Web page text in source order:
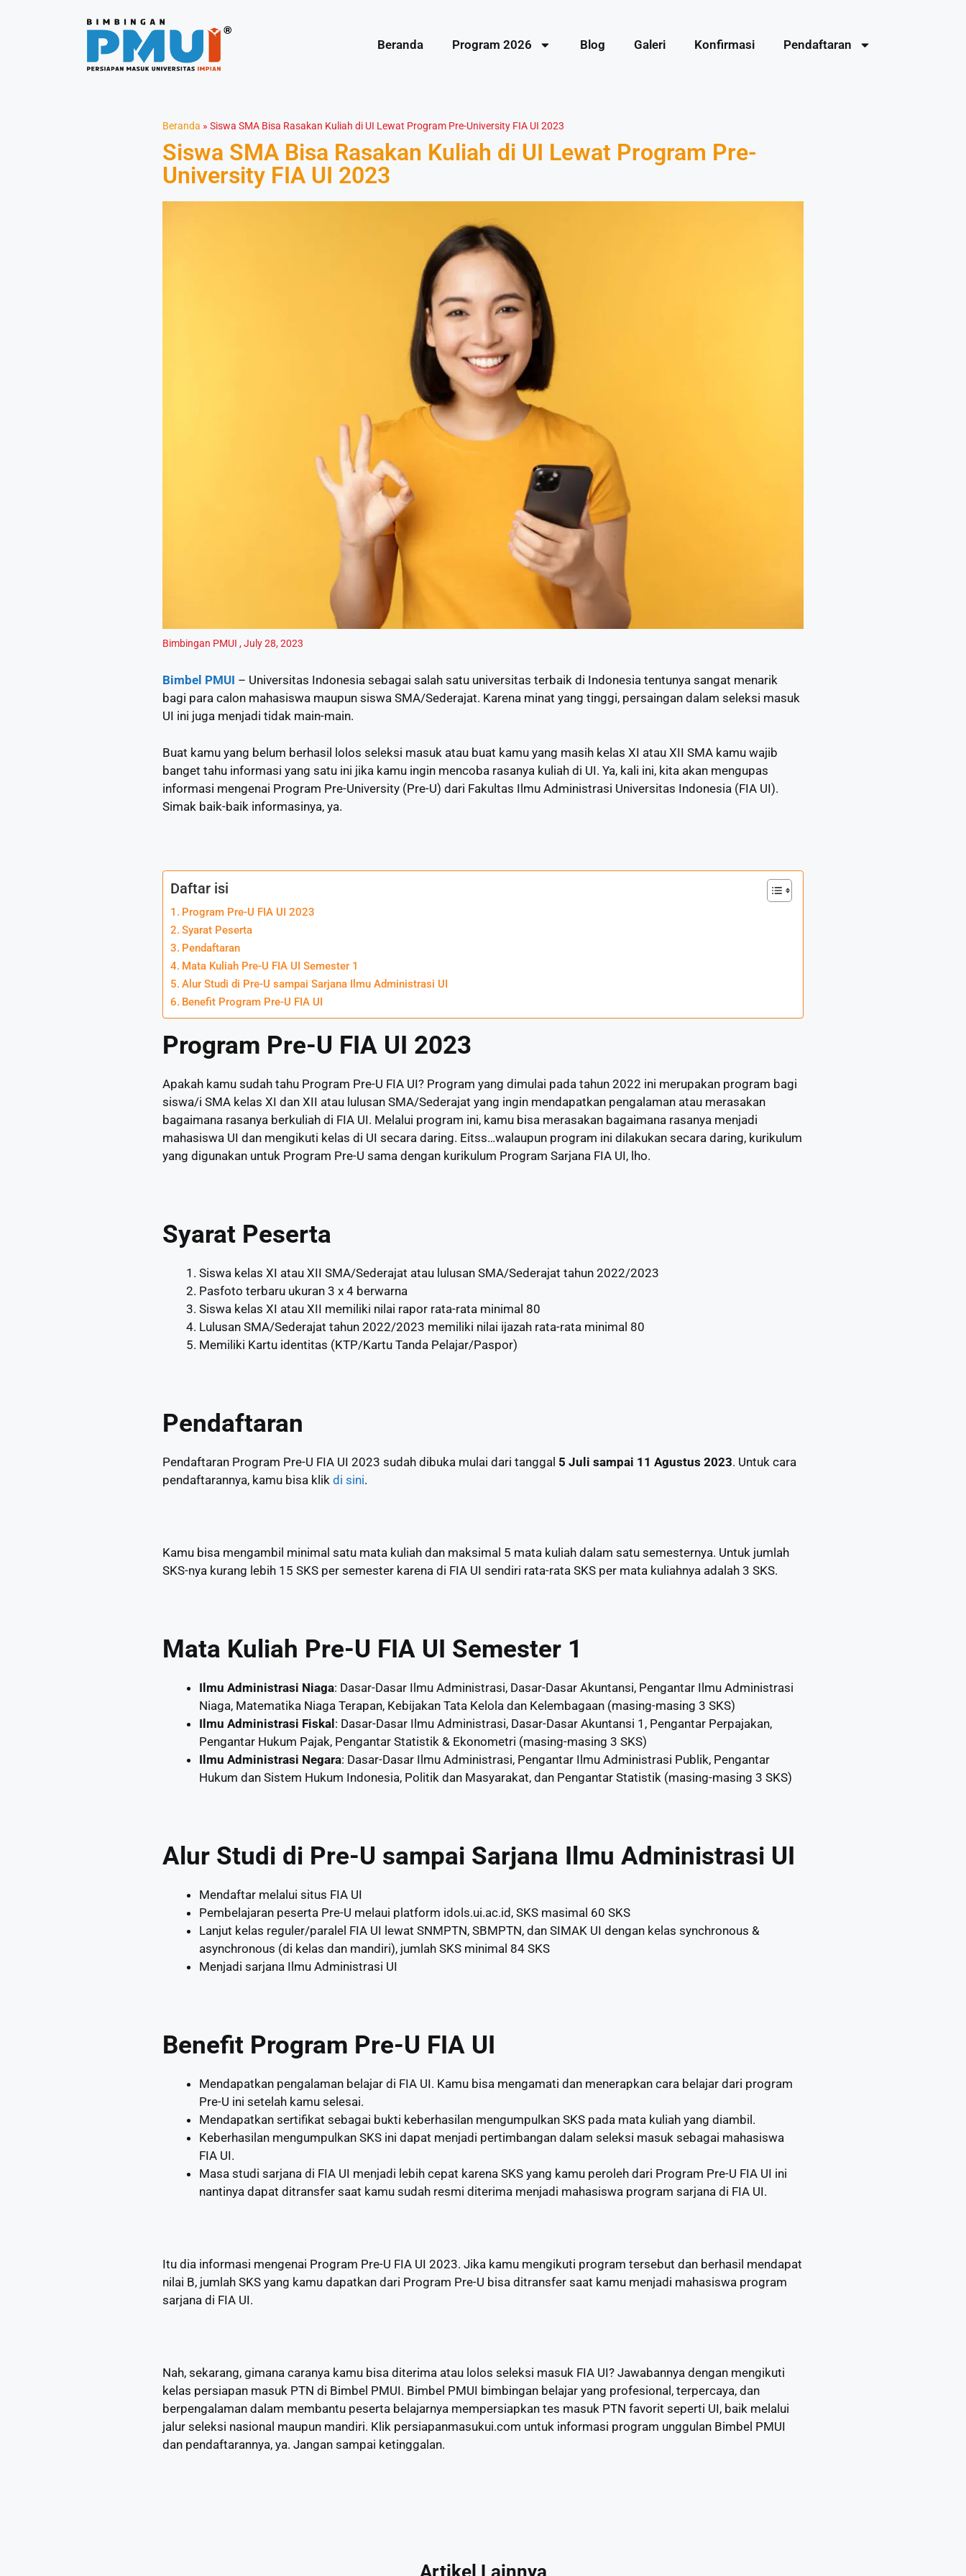
Beranda Program 2026 Blog Galeri Konfirmasi Pendaftaran
Beranda » Siswa SMA Bisa Rasakan Kuliah di UI Lewat Program Pre-University FIA UI 2023
Siswa SMA Bisa Rasakan Kuliah di UI Lewat Program Pre-
University FIA UI 2023
Bimbingan PMUI ,July 28, 2023
Bimbel PMUI – Universitas Indonesia sebagai salah satu universitas terbaik di Indonesia tentunya sangat menarik
bagi para calon mahasiswa maupun siswa SMA/Sederajat. Karena minat yang tinggi, persaingan dalam seleksi masuk
UI ini juga menjadi tidak main-main.
Buat kamu yang belum berhasil lolos seleksi masuk atau buat kamu yang masih kelas XI atau XII SMA kamu wajib
banget tahu informasi yang satu ini jika kamu ingin mencoba rasanya kuliah di UI. Ya, kali ini, kita akan mengupas
informasi mengenai Program Pre-University (Pre-U) dari Fakultas Ilmu Administrasi Universitas Indonesia (FIA UI).
Simak baik-baik informasinya, ya.
Daftar isi
Program Pre-U FIA UI 2023
Syarat Peserta
Pendaftaran
Mata Kuliah Pre-U FIA UI Semester 1
Alur Studi di Pre-U sampai Sarjana Ilmu Administrasi UI
Benefit Program Pre-U FIA UI
Program Pre-U FIA UI 2023
Apakah kamu sudah tahu Program Pre-U FIA UI? Program yang dimulai pada tahun 2022 ini merupakan program bagi
siswa/i SMA kelas XI dan XII atau lulusan SMA/Sederajat yang ingin mendapatkan pengalaman atau merasakan
bagaimana rasanya berkuliah di FIA UI. Melalui program ini, kamu bisa merasakan bagaimana rasanya menjadi
mahasiswa UI dan mengikuti kelas di UI secara daring. Eitss…walaupun program ini dilakukan secara daring, kurikulum
yang digunakan untuk Program Pre-U sama dengan kurikulum Program Sarjana FIA UI, lho.
Syarat Peserta
Siswa kelas XI atau XII SMA/Sederajat atau lulusan SMA/Sederajat tahun 2022/2023
Pasfoto terbaru ukuran 3 x 4 berwarna
Siswa kelas XI atau XII memiliki nilai rapor rata-rata minimal 80
Lulusan SMA/Sederajat tahun 2022/2023 memiliki nilai ijazah rata-rata minimal 80
Memiliki Kartu identitas (KTP/Kartu Tanda Pelajar/Paspor)
Pendaftaran
Pendaftaran Program Pre-U FIA UI 2023 sudah dibuka mulai dari tanggal 5 Juli sampai 11 Agustus 2023. Untuk cara
pendaftarannya, kamu bisa klik di sini.
Kamu bisa mengambil minimal satu mata kuliah dan maksimal 5 mata kuliah dalam satu semesternya. Untuk jumlah
SKS-nya kurang lebih 15 SKS per semester karena di FIA UI sendiri rata-rata SKS per mata kuliahnya adalah 3 SKS.
Mata Kuliah Pre-U FIA UI Semester 1
Ilmu Administrasi Niaga: Dasar-Dasar Ilmu Administrasi, Dasar-Dasar Akuntansi, Pengantar Ilmu Administrasi
Niaga, Matematika Niaga Terapan, Kebijakan Tata Kelola dan Kelembagaan (masing-masing 3 SKS)
Ilmu Administrasi Fiskal: Dasar-Dasar Ilmu Administrasi, Dasar-Dasar Akuntansi 1, Pengantar Perpajakan,
Pengantar Hukum Pajak, Pengantar Statistik & Ekonometri (masing-masing 3 SKS)
Ilmu Administrasi Negara: Dasar-Dasar Ilmu Administrasi, Pengantar Ilmu Administrasi Publik, Pengantar
Hukum dan Sistem Hukum Indonesia, Politik dan Masyarakat, dan Pengantar Statistik (masing-masing 3 SKS)
Alur Studi di Pre-U sampai Sarjana Ilmu Administrasi UI
Mendaftar melalui situs FIA UI
Pembelajaran peserta Pre-U melaui platform idols.ui.ac.id, SKS masimal 60 SKS
Lanjut kelas reguler/paralel FIA UI lewat SNMPTN, SBMPTN, dan SIMAK UI dengan kelas synchronous &
asynchronous (di kelas dan mandiri), jumlah SKS minimal 84 SKS
Menjadi sarjana Ilmu Administrasi UI
Benefit Program Pre-U FIA UI
Mendapatkan pengalaman belajar di FIA UI. Kamu bisa mengamati dan menerapkan cara belajar dari program
Pre-U ini setelah kamu selesai.
Mendapatkan sertifikat sebagai bukti keberhasilan mengumpulkan SKS pada mata kuliah yang diambil.
Keberhasilan mengumpulkan SKS ini dapat menjadi pertimbangan dalam seleksi masuk sebagai mahasiswa
FIA UI.
Masa studi sarjana di FIA UI menjadi lebih cepat karena SKS yang kamu peroleh dari Program Pre-U FIA UI ini
nantinya dapat ditransfer saat kamu sudah resmi diterima menjadi mahasiswa program sarjana di FIA UI.
Itu dia informasi mengenai Program Pre-U FIA UI 2023. Jika kamu mengikuti program tersebut dan berhasil mendapat
nilai B, jumlah SKS yang kamu dapatkan dari Program Pre-U bisa ditransfer saat kamu menjadi mahasiswa program
sarjana di FIA UI.
Nah, sekarang, gimana caranya kamu bisa diterima atau lolos seleksi masuk FIA UI? Jawabannya dengan mengikuti
kelas persiapan masuk PTN di Bimbel PMUI. Bimbel PMUI bimbingan belajar yang profesional, terpercaya, dan
berpengalaman dalam membantu peserta belajarnya mempersiapkan tes masuk PTN favorit seperti UI, baik melalui
jalur seleksi nasional maupun mandiri. Klik persiapanmasukui.com untuk informasi program unggulan Bimbel PMUI
dan pendaftarannya, ya. Jangan sampai ketinggalan.